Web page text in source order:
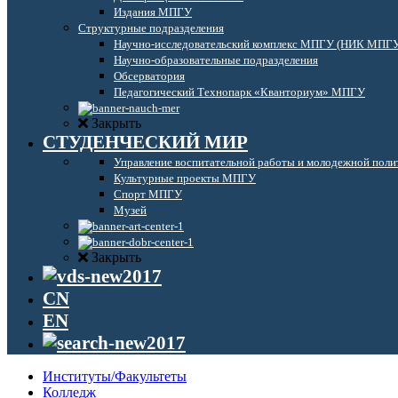
Издания МПГУ
Структурные подразделения
Научно-исследовательский комплекс МПГУ (НИК
Научно-образовательные подразделения
Обсерватория
Педагогический Технопарк «Кванториум» МПГУ
Закрыть
СТУДЕНЧЕСКИЙ МИР
Управление воспитательной работы и молодежной
Культурные проекты МПГУ
Спорт МПГУ
Музей
Закрыть
CN
EN
Институты/Факультеты
Колледж